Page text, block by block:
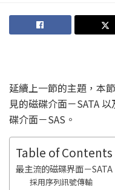
延續上一節的主題，本
見的磁碟介面－SATA
碟介面－SAS。
Table of Contents
最主流的磁碟界面－SATA
採用序列訊號傳輸